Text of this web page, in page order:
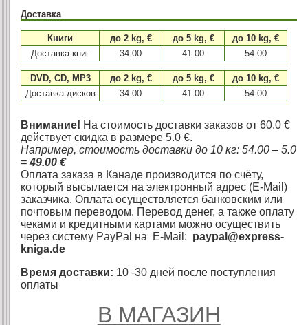
Доставка
Книги до 2 kg, € до 5 kg, €
до 10 kg, €
Доставка книг
34.00 41.00 54.00
DVD, CD, MP3 до 2 kg, € до 5 kg, €
до 10 kg, €
Доставка дисков
34.00 41.00 54.00
Внимание! На стоимость доставки заказов от 60.0 €
действует скидка в размере 5.0 €.
Например, стоимость доставки до 10 кг: 54.00 – 5.0
=49.00 €
Оплата заказа в Канаде производится по счёту,
который высылается на электронный адрес (E-Mail)
заказчика. Оплата осуществляется банковским или
почтовым переводом. Перевод денег, а также оплату
чеками и кредитными картами можно осуществить
через систему PayPal на E-Mail: paypal@express-
kniga.de
Время доставки: 10 -30 дней после поступления
оплаты
В МАГАЗИН